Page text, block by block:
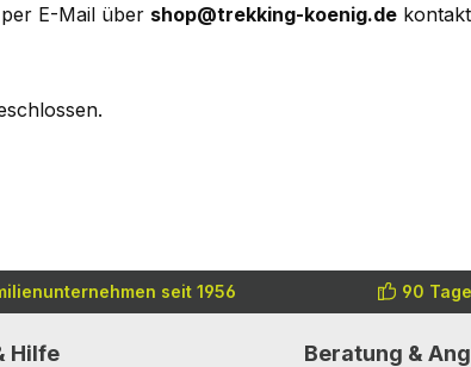
E-Mail über shop@trekking-koenig.de
seit 1956 90
Hilfe Beratung &